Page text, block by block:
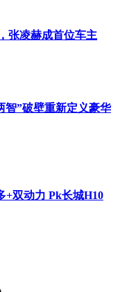
张凌赫成首位车主
智”破壁重新定义豪华
+双动力 Pk长城H10